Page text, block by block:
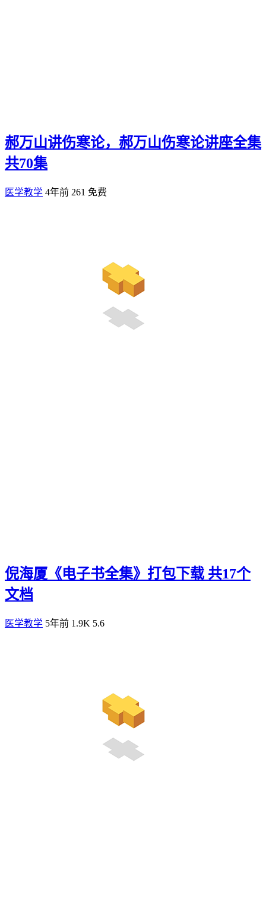
郝万山讲伤寒论，郝万山伤寒论讲座全集
共70集
医学教学 4年前 261 免费
倪海厦《电子书全集》打包下载 共17个
文档
医学教学 5年前 1.9K 5.6